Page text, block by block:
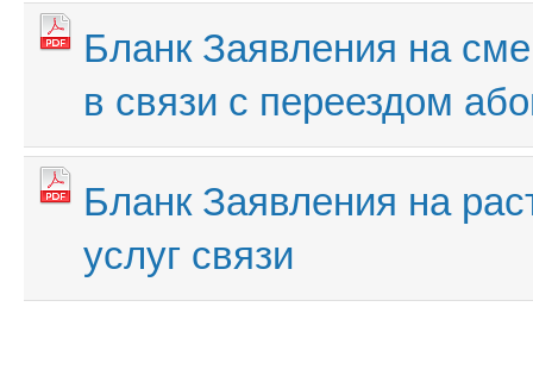
Бланк Заявления на
в связи с переездом
Бланк Заявления на
услуг связи